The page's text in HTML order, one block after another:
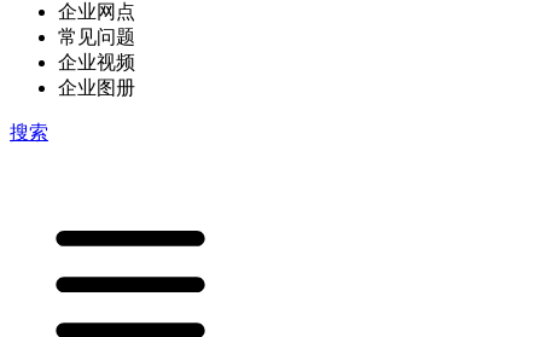
企业网点
常见问题
企业视频
企业图册
搜索